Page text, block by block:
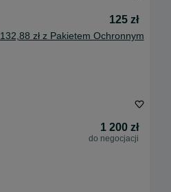
125 zł
132,88 zł z Pakietem Ochronnym
1 200 zł
do negocjacji